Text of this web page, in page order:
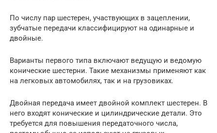
По числу пар шестерен, участвующих в зацеплении,
зубчатые передачи классифицируют на одинарные и
двойные.
Варианты первого типа включают ведущую и ведомую
конические шестерни. Такие механизмы применяют как
на легковых автомобилях, так и на грузовиках.
Двойная передача имеет двойной комплект шестерен. В
него входят конические и цилиндрические детали. Это
требуется для повышения передаточного числа,